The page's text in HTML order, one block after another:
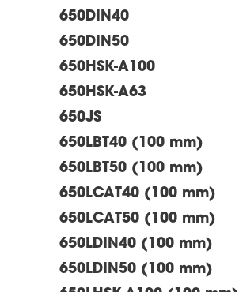
650DIN40
650DIN50
650HSK-A100
650HSK-A63
650JS
650LBT40 (100 mm)
650LBT50 (100 mm)
650LCAT40 (100 mm)
650LCAT50 (100 mm)
650LDIN40 (100 mm)
650LDIN50 (100 mm)